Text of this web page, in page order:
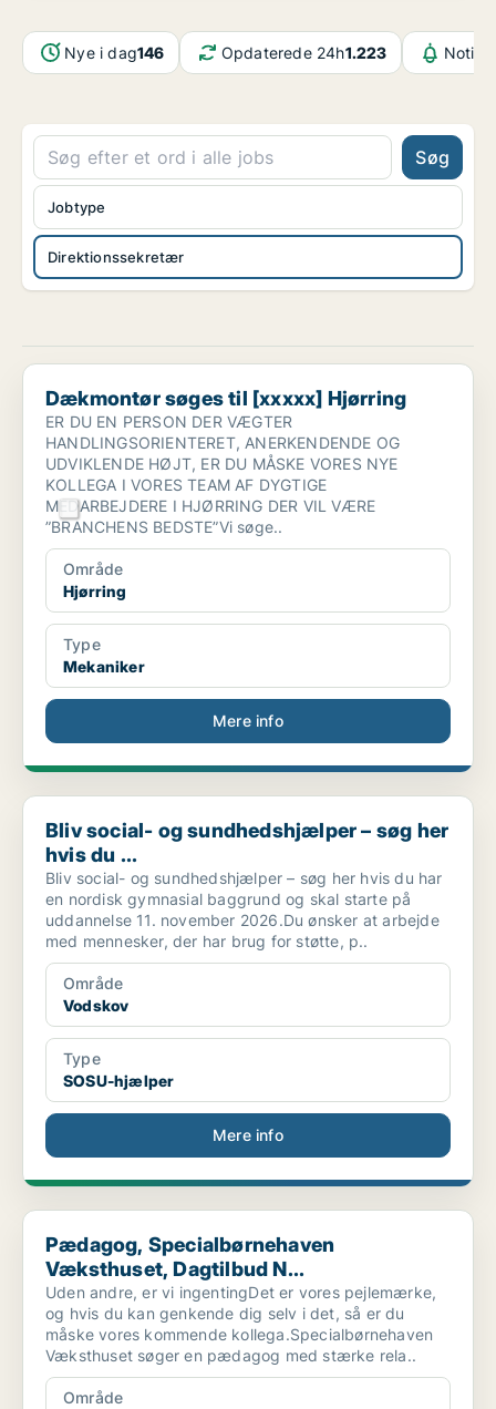
Nye i dag146 Opdaterede 24h1.223
Søg
Direktionssekretær
Jobtype
Dækmontør søges til [xxxxx] Hjørring
Dækmontør søges til [xxxxx] Hjørring
ER DU EN PERSON DER VÆGTER
HANDLINGSORIENTERET, ANERKENDENDE OG
UDVIKLENDE HØJT, ER DU MÅSKE VORES NYE
KOLLEGA I VORES TEAM AF DYGTIGE
MEDARBEJDERE I HJØRRING DER VIL VÆRE
”BRANCHENS BEDSTE”Vi søge..
Område
Hjørring
Type
Mekaniker
Mere info
Bliv social- og sundhedshjælper – søg her hvis du ...
Bliv social- og sundhedshjælper – søg her
hvis du ...
Bliv social- og sundhedshjælper – søg her hvis du har
en nordisk gymnasial baggrund og skal starte på
uddannelse 11. november 2026.Du ønsker at arbejde
med mennesker, der har brug for støtte, p..
Område
Vodskov
Type
SOSU-hjælper
Mere info
Pædagog, Specialbørnehaven Væksthuset, Dagtilbud N...
Pædagog, Specialbørnehaven
Væksthuset, Dagtilbud N...
Uden andre, er vi ingentingDet er vores pejlemærke,
og hvis du kan genkende dig selv i det, så er du
måske vores kommende kollega.Specialbørnehaven
Væksthuset søger en pædagog med stærke rela..
Område